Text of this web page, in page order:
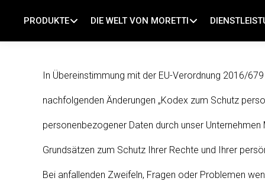
PRODUKTE
Brotbacköfen
Öfen für Konditoreien
DIE WELT VON MORETTI
Unternehmensgeschichte
MorettiLAB
Technische Unterstützung
FAQ
In Übereinstimmung mit der EU-Verordnung 2016/
nachfolgenden Änderungen „Kodex zum Schutz
personenbezogener Daten durch unser
Grundsätzen zum Schutz Ihrer Rechte und Ihrer
Bei anfallenden Zweifeln, Fragen oder Problemen